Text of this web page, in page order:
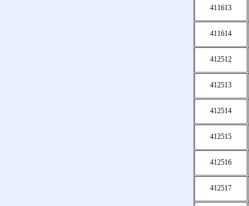
411613
411614
412512
412513
412514
412515
412516
412517